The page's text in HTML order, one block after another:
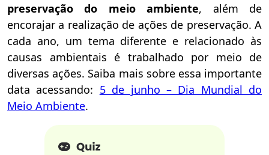
preservação do meio ambiente, além de
encorajar a realização de ações de preservação. A
cada ano, um tema diferente e relacionado às
causas ambientais é trabalhado por meio de
diversas ações. Saiba mais sobre essa importante
data acessando: 5 de junho – Dia Mundial do
Meio Ambiente.